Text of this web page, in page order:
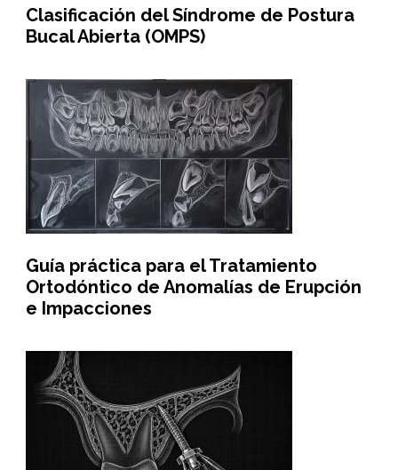
Clasificación del Síndrome de Postura
Bucal Abierta (OMPS)
Guía práctica para el Tratamiento
Ortodóntico de Anomalías de Erupción
e Impacciones